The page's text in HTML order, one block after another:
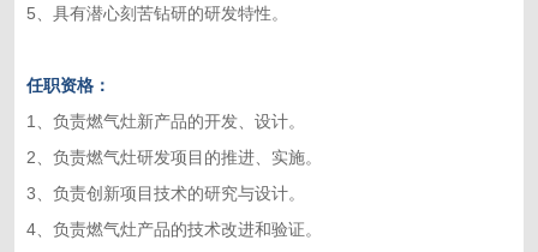
5、具有潜心刻苦钻研的研发特性。
任职资格：
1、负责燃气灶新产品的开发、设计。
2、负责燃气灶研发项目的推进、实施。
3、负责创新项目技术的研究与设计。
4、负责燃气灶产品的技术改进和验证。